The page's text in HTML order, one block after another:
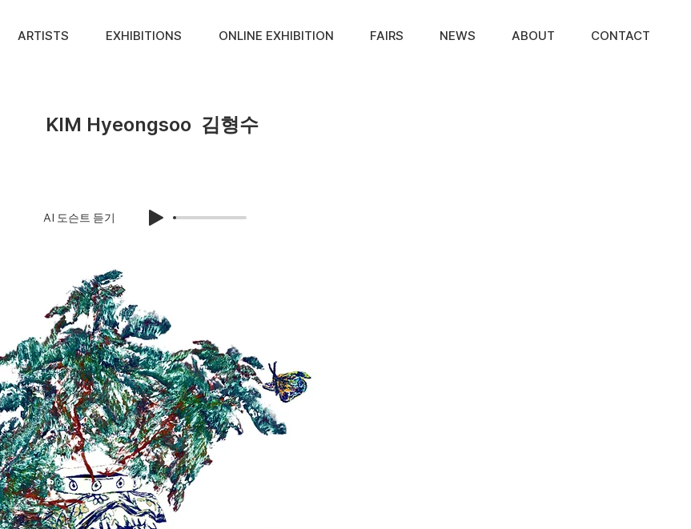
ARTISTS EXHIBITIONS ONLINE EXHIBITION FAIRS NEWS ABOUT CONTACT
KIM Hyeongsoo 김형수
AI 도슨트 듣기